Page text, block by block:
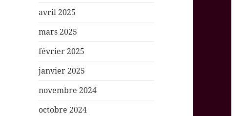
avril 2025
mars 2025
février 2025
janvier 2025
novembre 2024
octobre 2024